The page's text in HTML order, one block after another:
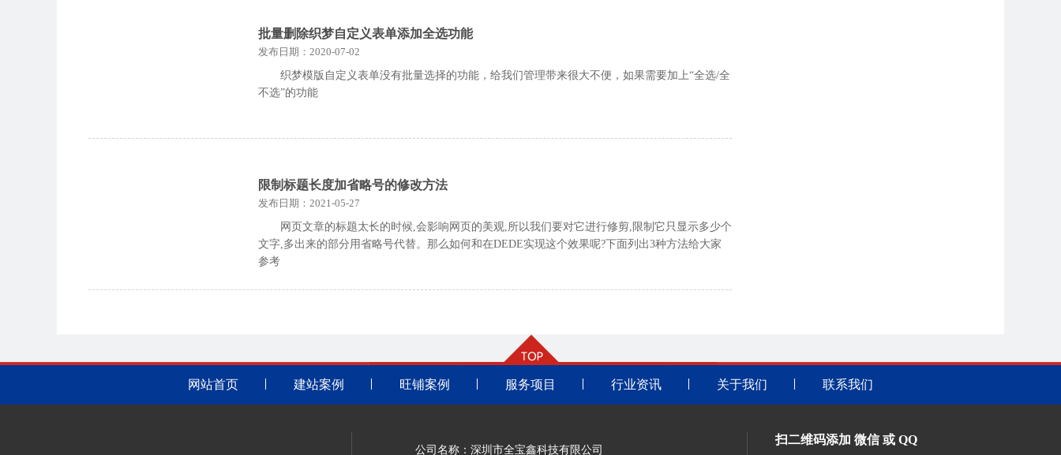
批量删除织梦自定义表单添加全选功能
发布日期：2020-07-02
织梦模版自定义表单没有批量选择的功能，给我们管理带来很大不便，如果需要加上“全选/全
不选”的功能
限制标题长度加省略号的修改方法
发布日期：2021-05-27
网页文章的标题太长的时候,会影响网页的美观,所以我们要对它进行修剪,限制它只显示多少个
文字,多出来的部分用省略号代替。那么如何和在DEDE实现这个效果呢?下面列出3种方法给大家
参考
网站首页 建站案例 旺铺案例 服务项目 行业资讯 关于我们 联系我们
公司名称：深圳市全宝鑫科技有限公司
扫二维码添加 微信 或 QQ